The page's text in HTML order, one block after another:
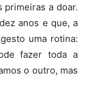
primeiras a doar.
anos e que, a
uma rotina:
fazer toda a
o outro, mas